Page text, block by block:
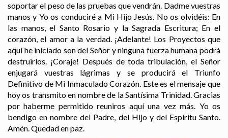
soportar el peso de las pruebas que vendrán. Dadme vuestras
manos y Yo os conduciré a Mi Hijo Jesús. No os olvidéis: En
las manos, el Santo Rosario y la Sagrada Escritura; En el
corazón, el amor a la verdad. ¡Adelante! Los Proyectos que
aquí he iniciado son del Señor y ninguna fuerza humana podrá
destruirlos. ¡Coraje! Después de toda tribulación, el Señor
enjugará vuestras lágrimas y se producirá el Triunfo
Definitivo de Mi Inmaculado Corazón. Este es el mensaje que
hoy os transmito en nombre de la Santísima Trinidad. Gracias
por haberme permitido reuniros aquí una vez más. Yo os
bendigo en nombre del Padre, del Hijo y del Espíritu Santo.
Amén. Quedad en paz.